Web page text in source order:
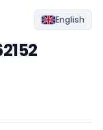
English